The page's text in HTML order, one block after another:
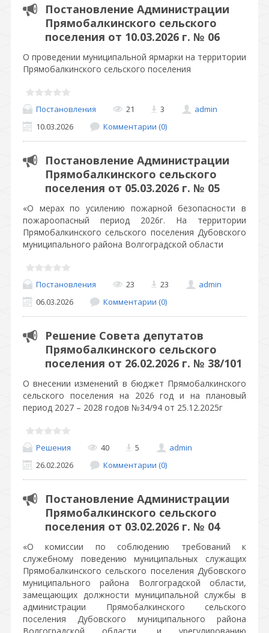
Постановление Администрации
Прямобалкинского сельского
поселения от 10.03.2026 г. № 06
О проведении муниципальной ярмарки на территории
Прямобалкинского сельского поселения
Постановления 21 3
admin
10.03.2026
Комментарии (0)
Постановление Администрации
Прямобалкинского сельского
поселения от 05.03.2026 г. № 05
«О мерах по усилению пожарной безопасности в
пожароопасный период 2026г. На территории
Прямобалкинского сельского поселения Дубовского
муниципального района Волгоградской области
Постановления 23 23
admin
06.03.2026
Комментарии (0)
Решение Совета депутатов
Прямобалкинского сельского
поселения от 26.02.2026 г. № 38/101
О внесении изменений в бюджет Прямобалкинского
сельского поселения на 2026 год и на плановый
период 2027 – 2028 годов №34/94 от 25.12.2025г
Решения 40 5
admin
26.02.2026
Комментарии (0)
Постановление Администрации
Прямобалкинского сельского
поселения от 03.02.2026 г. № 04
«О комиссии по соблюдению требований к
служебному поведению муниципальных служащих
Прямобалкинского сельского поселения Дубовского
муниципального района Волгоградской области,
замещающих должности муниципальной службы в
администрации Прямобалкинского сельского
поселения Дубовского муниципального района